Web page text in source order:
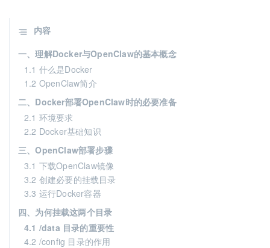
内容
一、理解Docker与OpenClaw的基本概念
1.1 什么是Docker
1.2 OpenClaw简介
二、Docker部署OpenClaw时的必要准备
2.1 环境要求
2.2 Docker基础知识
三、OpenClaw部署步骤
3.1 下载OpenClaw镜像
3.2 创建必要的挂载目录
3.3 运行Docker容器
四、为何挂载这两个目录
4.1 /data 目录的重要性
4.2 /config 目录的作用